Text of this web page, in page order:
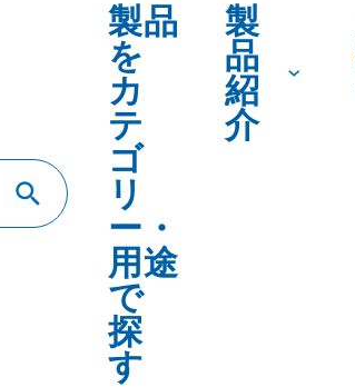
製品
を
カ
テ
ゴ
リ
ー・
用途
で
探
す
製
品
紹
介